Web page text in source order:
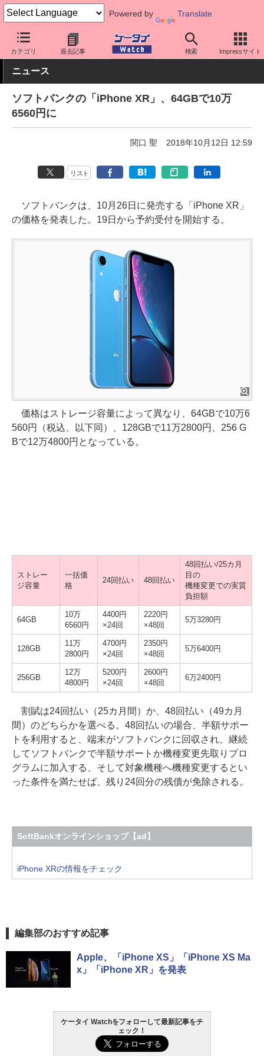
Powered by Translate
カテゴリ 過去記事 検索 Impressサイト
ケータイ Watch キャリア ソフトバンク iPhone
ニュース
ソフトバンクの「iPhone XR」、64GBで10万
6560円に
関口 聖 2018年10月12日 12:59
リスト
ソフトバンクは、10月26日に発売する「iPhone XR」
の価格を発表した。19日から予約受付を開始する。
価格はストレージ容量によって異なり、64GBで10万6
560円（税込、以下同）、128GBで11万2800円、256 G
Bで12万4800円となっている。
ストレー
ジ容量
一括価
格
24回払い 48回払い
48回払い/25カ月
目の
機種変更での実質
負担額
64GB
10万
6560円
4400円
×24回
2220円
×48回
5万3280円
128GB
11万
2800円
4700円
×24回
2350円
×48回
5万6400円
256GB
12万
4800円
5200円
×24回
2600円
×48回
6万2400円
割賦は24回払い（25カ月間）か、48回払い（49カ月
間）のどちらかを選べる。48回払いの場合、半額サポー
トを利用すると、端末がソフトバンクに回収され、継続
してソフトバンクで半額サポートか機種変更先取りプロ
グラムに加入する、そして対象機種へ機種変更するとい
った条件を満たせば、残り24回分の残債が免除される。
SoftBankオンラインショップ【ad】
iPhone XRの情報をチェック
編集部のおすすめ記事
Apple、「iPhone XS」「iPhone XS Ma
x」「iPhone XR」を発表
ケータイ Watchをフォローして最新記事をチ
ェック！